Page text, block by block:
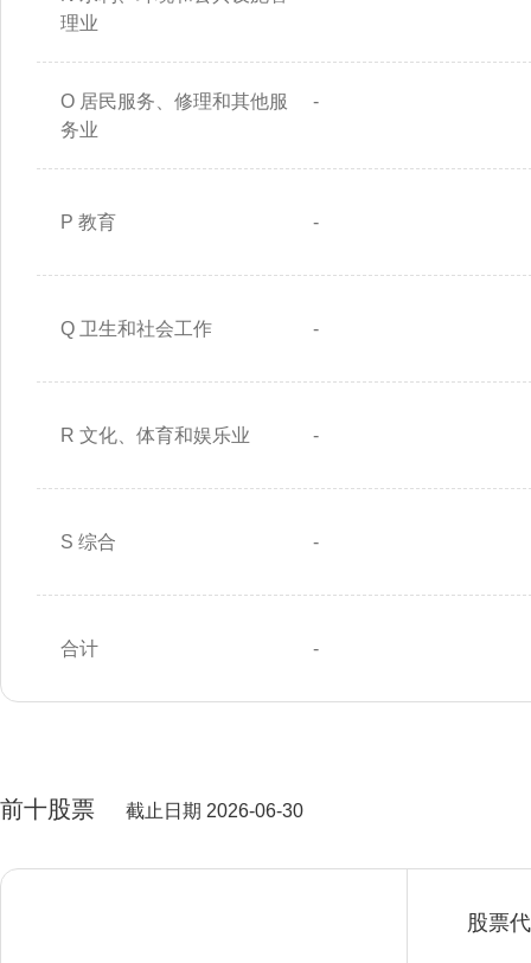
理业
O 居民服务、修理和其他服
务业
-
P 教育 -
Q 卫生和社会工作 -
R 文化、体育和娱乐业 -
S 综合 -
合计 -
前十股票 截止日期 2026-06-30
股票